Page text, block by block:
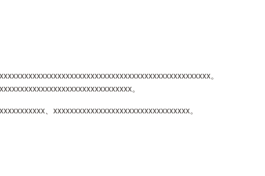
。
。
、xxxxxxxxxxxxxxxxxxxxxxxxxxxxxxxxx。